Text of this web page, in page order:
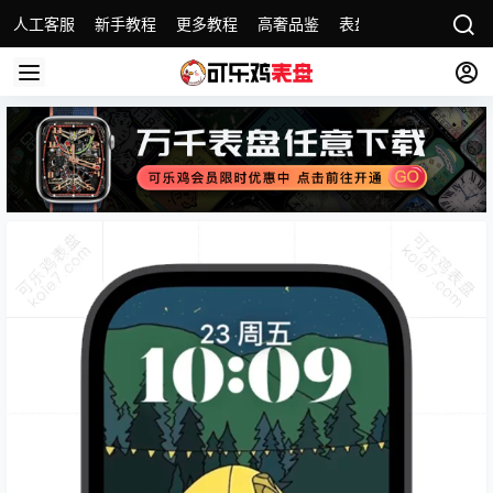
人工客服 新手教程 更多教程 高奢品鉴 表盘精选 名表故事